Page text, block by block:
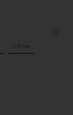
7/8 ani